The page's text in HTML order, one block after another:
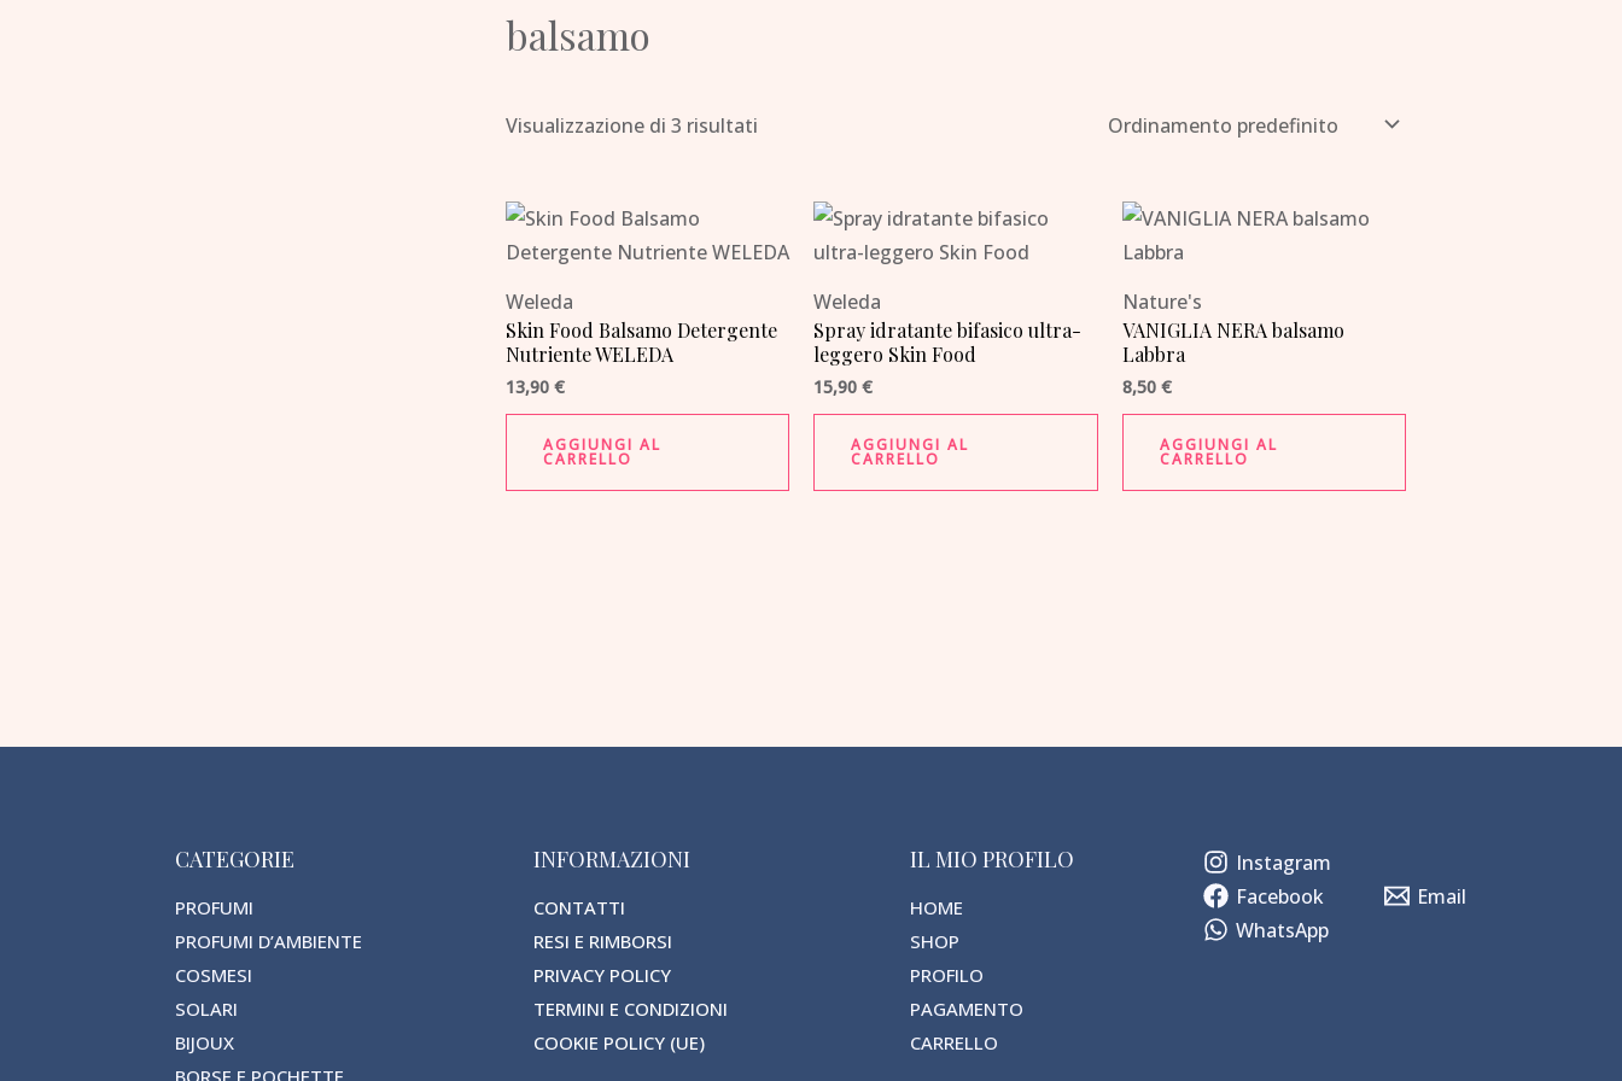
balsamo
Visualizzazione di 3 risultati
Weleda
Skin Food Balsamo Detergente
Nutriente WELEDA
13,90 €
AGGIUNGI AL
CARRELLO
Weleda
Spray idratante bifasico ultra-
leggero Skin Food
15,90€
AGGIUNGI AL
CARRELLO
Nature's
VANIGLIA NERA balsamo
Labbra
8,50 €
AGGIUNGI AL
CARRELLO
CATEGORIE
PROFUMI
PROFUMI D’AMBIENTE
COSMESI
SOLARI
BIJOUX
INFORMAZIONI
CONTATTI
RESI E RIMBORSI
PRIVACY POLICY
TERMINI E CONDIZIONI
COOKIE POLICY (UE)
IL MIO PROFILO
HOME
SHOP
PROFILO
PAGAMENTO
CARRELLO
Instagram
Facebook
Email
WhatsApp